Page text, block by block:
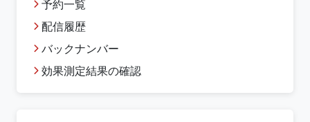
予約一覧
配信履歴
バックナンバー
効果測定結果の確認